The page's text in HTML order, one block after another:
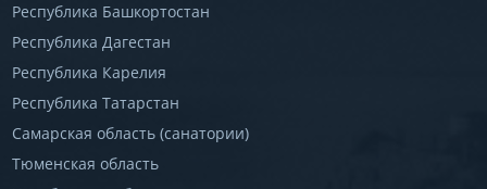
Республика Башкортостан
Республика Дагестан
Республика Карелия
Республика Татарстан
Самарская область (санатории)
Тюменская область